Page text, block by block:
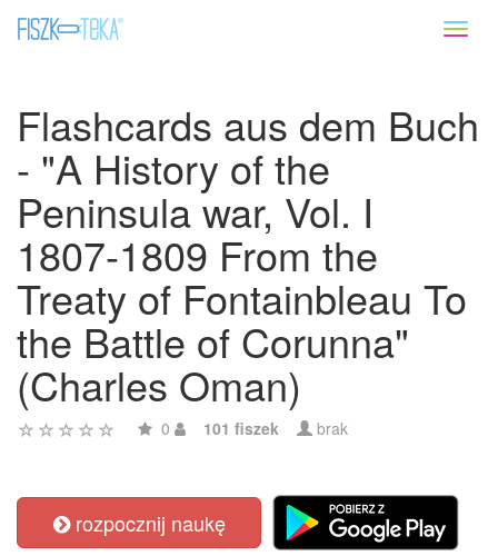
Flashcards aus dem Buch
- "A History of the
Peninsula war, Vol. I
1807-1809 From the
Treaty of Fontainbleau To
the Battle of Corunna"
(Charles Oman)
0 101 fiszek brak
rozpocznij naukę